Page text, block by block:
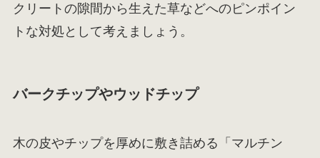
クリートの隙間から生えた草などへのピンポイン
トな対処として考えましょう。
バークチップやウッドチップ
木の皮やチップを厚めに敷き詰める「マルチン